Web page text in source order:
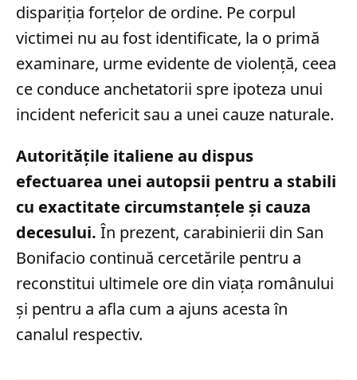
dispariția forțelor de ordine. Pe corpul
victimei nu au fost identificate, la o primă
examinare, urme evidente de violență, ceea
ce conduce anchetatorii spre ipoteza unui
incident nefericit sau a unei cauze naturale.
Autoritățile italiene au dispus
efectuarea unei autopsii pentru a stabili
cu exactitate circumstanțele și cauza
decesului. În prezent, carabinierii din San
Bonifacio continuă cercetările pentru a
reconstitui ultimele ore din viața românului
și pentru a afla cum a ajuns acesta în
canalul respectiv.